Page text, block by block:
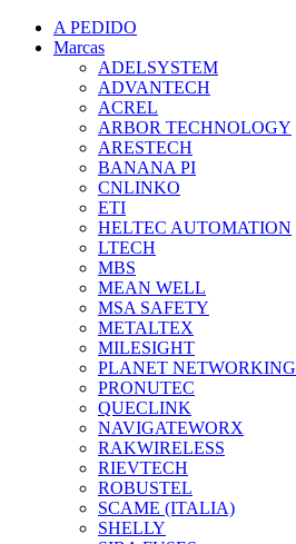
A PEDIDO
Marcas
ADELSYSTEM
ADVANTECH
ACREL
ARBOR TECHNOLOGY
ARESTECH
BANANA PI
CNLINKO
ETI
HELTEC AUTOMATION
LTECH
MBS
MEAN WELL
MSA SAFETY
METALTEX
MILESIGHT
PLANET NETWORKING
PRONUTEC
QUECLINK
NAVIGATEWORX
RAKWIRELESS
RIEVTECH
ROBUSTEL
SCAME (ITALIA)
SHELLY